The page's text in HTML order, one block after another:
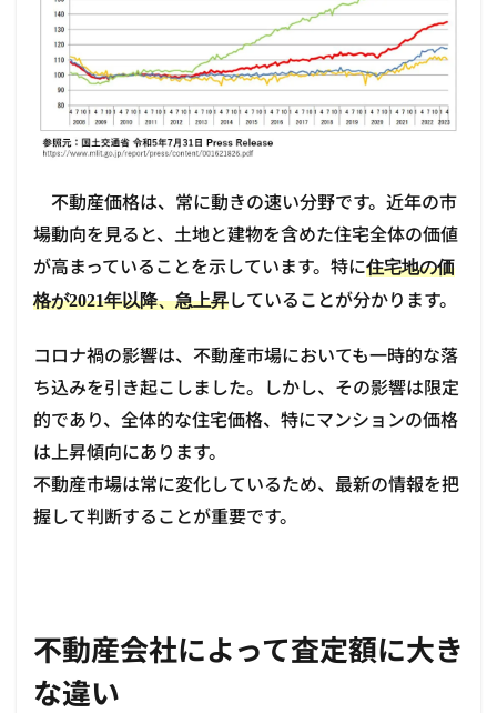
不動産価格は、常に動きの速い分野です。近年の市
場動向を見ると、土地と建物を含めた住宅全体の価値
が高まっていることを示しています。 特に住宅地の価
格が2021年以降、急上昇していることが分かります。
コロナ禍の影響は、不動産市場においても一時的な落
ち込みを引き起こしました。しかし、その影響は限定
的であり、全体的な住宅価格、特にマンションの価格
は上昇傾向にあります。
不動産市場は常に変化しているため、最新の情報を把
握して判断することが重要です。
不動産会社によって査定額に大き
な違い